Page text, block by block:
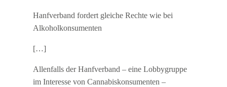
Hanfverband fordert gleiche Rechte wie bei
Alkoholkonsumenten
[…]
Allenfalls der Hanfverband – eine Lobbygruppe
im Interesse von Cannabiskonsumenten –